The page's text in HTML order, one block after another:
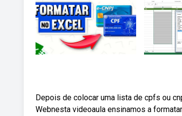
Depois de colocar uma lista de cpfs ou
Webnesta videoaula ensinamos a